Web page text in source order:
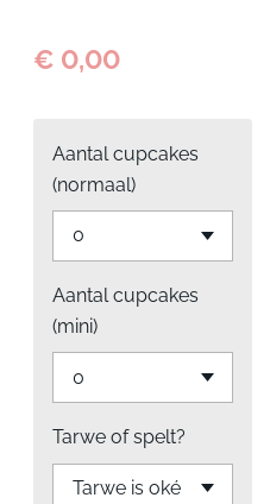
€ 0,00
Aantal cupcakes
(normaal)
Aantal cupcakes
(mini)
Tarwe of spelt?